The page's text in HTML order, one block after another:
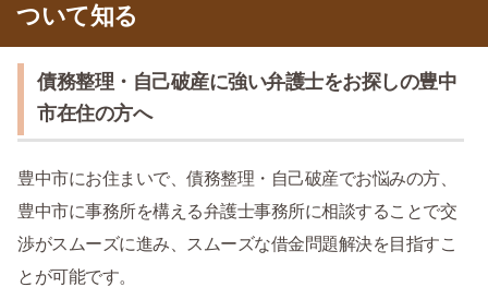
ついて知る
債務整理・自己破産に強い弁護士をお探しの豊中
市在住の方へ
豊中市にお住まいで、債務整理・自己破産でお悩みの方、
豊中市に事務所を構える弁護士事務所に相談することで交
渉がスムーズに進み、スムーズな借金問題解決を目指すこ
とが可能です。